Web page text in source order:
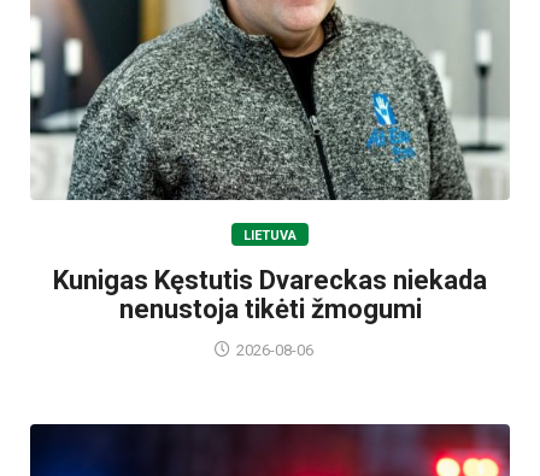
LIETUVA
Kunigas Kęstutis Dvareckas niekada
nenustoja tikėti žmogumi
2026-08-06